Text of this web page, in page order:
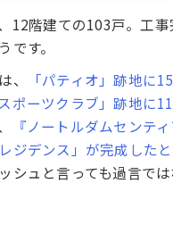
12階建ての103戸。工
です。
、
「パティオ」跡地に
スポーツクラブ」跡地に
『ノートルダムセンテ
ジデンス」が完成した
シュと言っても過言で